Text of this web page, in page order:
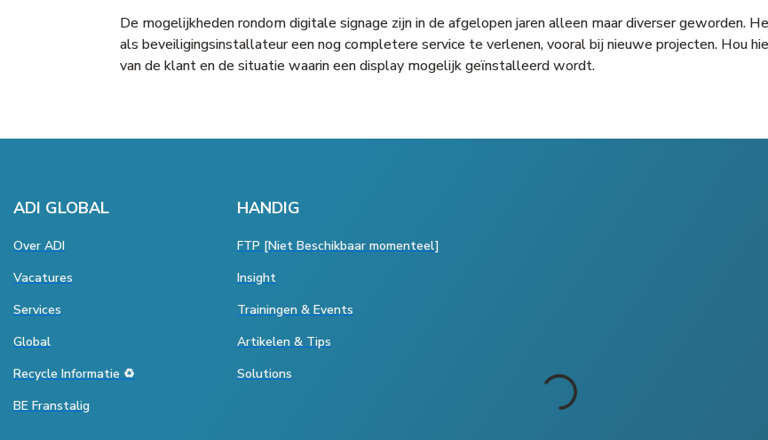
De mogelijkheden rondom digitale signage zijn in de afgelopen jaren alleen maar diverser geworden.
als beveiligingsinstallateur een nog completere service te verlenen, vooral bij nieuwe projecten. Hou
van de klant en de situatie waarin een display mogelijk geïnstalleerd wordt.
ADI GLOBAL
Over ADI
Vacatures
Services
Global
Recycle Informatie ♻️
BE Franstalig
HANDIG
FTP [Niet Beschikbaar momenteel]
Insight
Trainingen & Events
Artikelen & Tips
Solutions